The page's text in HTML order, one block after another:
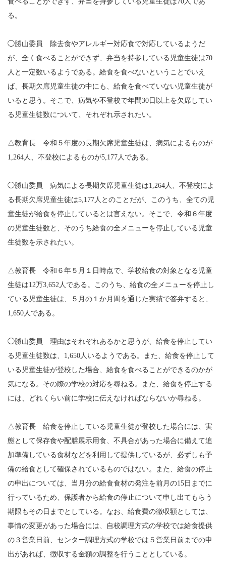
る。
◯勝山委員 除去食やアレルギー対応食で対応しているようだ
が、全く食べることができず、弁当を持参している児童生徒は70
人と一定数いるようである。給食を食べないということでいえ
ば、長期欠席児童生徒の中にも、給食を食べていない児童生徒が
いると思う。そこで、病気や不登校で年間30日以上を欠席してい
る児童生徒数について、それぞれ示されたい。
△教育長 令和５年度の長期欠席児童生徒は、病気によるものが
1,264人、不登校によるものが5,177人である。
◯勝山委員 病気による長期欠席児童生徒は1,264人、不登校によ
る長期欠席児童生徒は5,177人とのことだが、このうち、全ての児
童生徒が給食を停止しているとは言えない。そこで、令和６年度
の児童生徒数と、そのうち給食の全メニューを停止している児童
生徒数を示されたい。
△教育長 令和６年５月１日時点で、学校給食の対象となる児童
生徒は12万3,652人である。このうち、給食の全メニューを停止し
ている児童生徒は、５月の１か月間を通じた実績で答弁すると、
1,650人である。
◯勝山委員 理由はそれぞれあるかと思うが、給食を停止してい
る児童生徒数は、1,650人いるようである。また、給食を停止して
いる児童生徒が登校した場合、給食を食べることができるのかが
気になる。その際の学校の対応を尋ねる。また、給食を停止する
には、どれくらい前に学校に伝えなければならないか尋ねる。
△教育長 給食を停止している児童生徒が登校した場合には、実
態として保存食や配膳展示用食、不具合があった場合に備えて追
加準備している食材などを利用して提供しているが、必ずしも予
備の給食として確保されているものではない。また、給食の停止
の申出については、当月分の給食食材の発注を前月の15日までに
行っているため、保護者から給食の停止について申し出てもらう
期限もその日までとしている。なお、給食費の徴収額としては、
事情の変更があった場合には、自校調理方式の学校では給食提供
の３営業日前、センター調理方式の学校では５営業日前までの申
出があれば、徴収する金額の調整を行うこととしている。